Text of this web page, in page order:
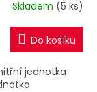
M
A
Skladem (5 ks)
Do košíku
jednotka